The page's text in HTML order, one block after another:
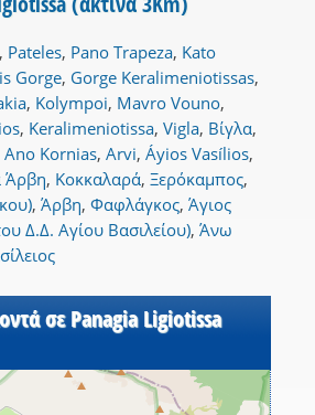
, Pateles, Pano Trapeza, Kato
Gorge, Gorge Keralimeniotissas,
, Kolympoi, Mavro Vouno,
, Keralimeniotissa, Vigla, Βίγλα,
Ano Kornias, Arvi, Áyios Vasílios,
Άρβη, Κοκκαλαρά, Ξερόκαμπος,
, Άρβη, Φαφλάγκος, Άγιος
Δ.Δ. Αγίου Βασιλείου), Άνω
σε Panagia Ligiotissa